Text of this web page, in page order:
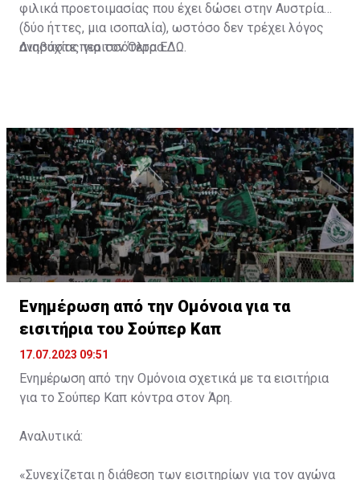
φιλικά προετοιμασίας που έχει δώσει στην Αυστρία
(δύο ήττες, μια ισοπαλία), ωστόσο δεν τρέχει λόγος
ανησυχίας για τον Όλτρα.
Διαβάστε περισσότεραΕΔΩ.
Ενημέρωση από την Ομόνοια για τα
εισιτήρια του Σούπερ Καπ
17.07.2023 09:51
Ενημέρωση από την Ομόνοια σχετικά με τα εισιτήρια
για το Σούπερ Καπ κόντρα στον Άρη.
Αναλυτικά:
«Συνεχίζεται η διάθεση των εισιτηρίων για τον αγώνα